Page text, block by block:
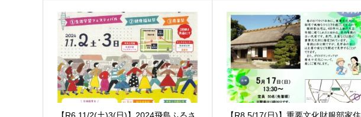
【R6.11/2(土)3(日)】2024飛島ふるさ 【R8.5/17(日)】重要文化財服部家住